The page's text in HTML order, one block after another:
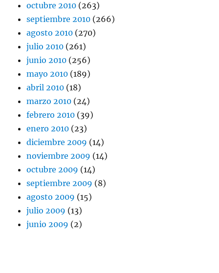
octubre 2010 (263)
septiembre 2010 (266)
agosto 2010 (270)
julio 2010 (261)
junio 2010 (256)
mayo 2010 (189)
abril 2010 (18)
marzo 2010 (24)
febrero 2010 (39)
enero 2010 (23)
diciembre 2009 (14)
noviembre 2009 (14)
octubre 2009 (14)
septiembre 2009 (8)
agosto 2009 (15)
julio 2009 (13)
junio 2009 (2)